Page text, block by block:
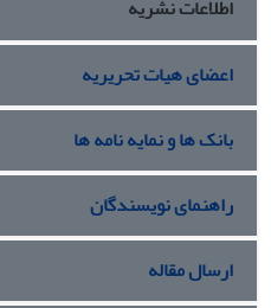
اطلاعات نشریه
اعضای هیات تحریریه
بانک ها و نمایه نامه ها
راهنمای نویسندگان
ارسال مقاله